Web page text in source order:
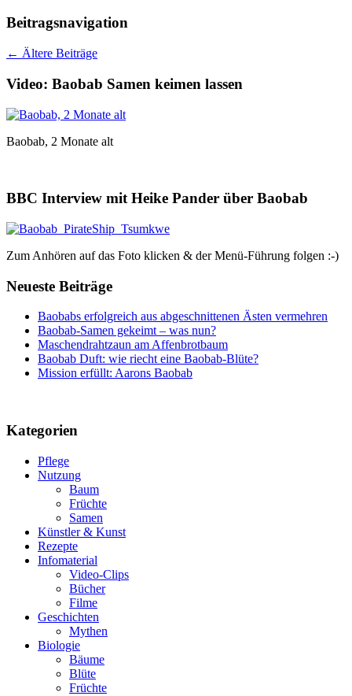
Beitragsnavigation
← Ältere Beiträge
Video: Baobab Samen keimen lassen
Baobab, 2 Monate alt
BBC Interview mit Heike Pander über Baobab
Zum Anhören auf das Foto klicken & der Menü-Führung folgen :-)
Neueste Beiträge
Baobabs erfolgreich aus abgeschnittenen Ästen vermehren
Baobab-Samen gekeimt – was nun?
Maschendrahtzaun am Affenbrotbaum
Baobab Duft: wie riecht eine Baobab-Blüte?
Mission erfüllt: Aarons Baobab
Kategorien
Pflege
Nutzung
Baum
Früchte
Samen
Künstler & Kunst
Rezepte
Infomaterial
Video-Clips
Bücher
Filme
Geschichten
Mythen
Biologie
Bäume
Blüte
Früchte